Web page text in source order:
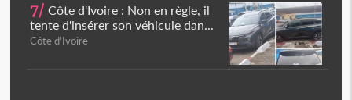
7/ Côte d'Ivoire : Non en règle, il
tente d'insérer son véhicule dan...
Côte d'Ivoire